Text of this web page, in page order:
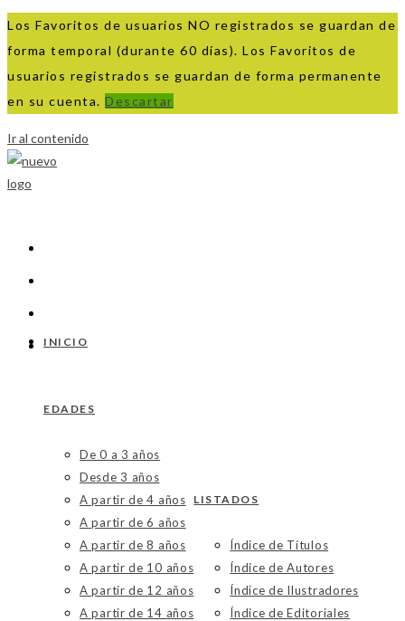
Los Favoritos de usuarios NO registrados se guardan de
forma temporal (durante 60 días). Los Favoritos de
usuarios registrados se guardan de forma permanente
en su cuenta. Descartar
Ir al contenido
INICIO
EDADES
De 0 a 3 años
Desde 3 años
A partir de 4 años
A partir de 6 años
A partir de 8 años
A partir de 10 años
A partir de 12 años
A partir de 14 años
LISTADOS
Índice de Títulos
Índice de Autores
Índice de Ilustradores
Índice de Editoriales